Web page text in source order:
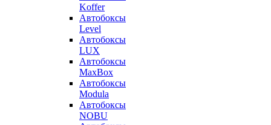
Koffer
Автобоксы
Level
Автобоксы
LUX
Автобоксы
MaxBox
Автобоксы
Modula
Автобоксы
NOBU